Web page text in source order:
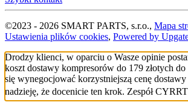
©2023 - 2026 SMART PARTS, s.r.o., Mapa
Ustawienia plików cookies, Powered by
Drodzy klienci, w oparciu o Wasze opinie
koszt dostawy kompresorów do 179 złotych do
się wynegocjować korzystniejszą cenę
nadzieję, że docenicie ten krok. Zespół